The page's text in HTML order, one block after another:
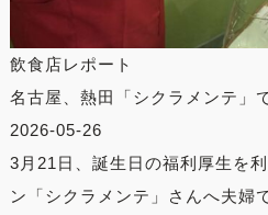
飲食店レポート
名古屋、熱田「シクラメンテ」
2026-05-26
3月21日、誕生日の福利厚生を
ン「シクラメンテ」さんへ夫婦